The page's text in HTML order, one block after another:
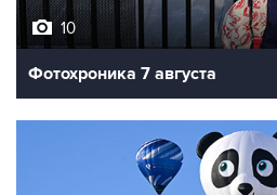
10
Фотохроника 7 августа